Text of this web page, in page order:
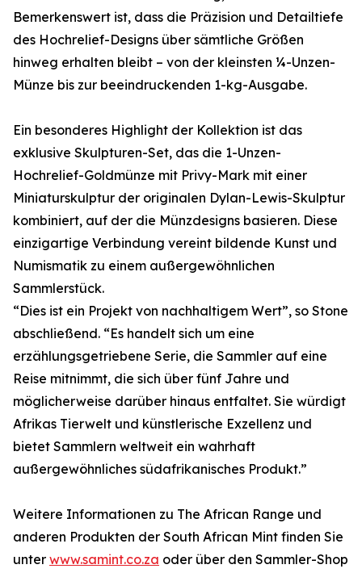
Bemerkenswert ist, dass die Präzision und Detailtiefe
des Hochrelief-Designs über sämtliche Größen
hinweg erhalten bleibt – von der kleinsten ¼-Unzen-
Münze bis zur beeindruckenden 1-kg-Ausgabe.
Ein besonderes Highlight der Kollektion ist das
exklusive Skulpturen-Set, das die 1-Unzen-
Hochrelief-Goldmünze mit Privy-Mark mit einer
Miniaturskulptur der originalen Dylan-Lewis-Skulptur
kombiniert, auf der die Münzdesigns basieren. Diese
einzigartige Verbindung vereint bildende Kunst und
Numismatik zu einem außergewöhnlichen
Sammlerstück.
“Dies ist ein Projekt von nachhaltigem Wert”, so Stone
abschließend. “Es handelt sich um eine
erzählungsgetriebene Serie, die Sammler auf eine
Reise mitnimmt, die sich über fünf Jahre und
möglicherweise darüber hinaus entfaltet. Sie würdigt
Afrikas Tierwelt und künstlerische Exzellenz und
bietet Sammlern weltweit ein wahrhaft
außergewöhnliches südafrikanisches Produkt.”
Weitere Informationen zu The African Range und
anderen Produkten der South African Mint finden Sie
unter www.samint.co.za oder über den Sammler-Shop